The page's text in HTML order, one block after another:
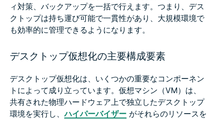
ィ対策、バックアップを一括で行えます。つまり、デス
クトップは持ち運び可能で一貫性があり、大規模環境で
も効率的に管理できるようになります。
デスクトップ仮想化の主要構成要素
デスクトップ仮想化は、いくつかの重要なコンポーネン
トによって成り立っています。仮想マシン（VM）は、
共有された物理ハードウェア上で独立したデスクトップ
環境を実行し、ハイパーバイザー がそれらのリソースを